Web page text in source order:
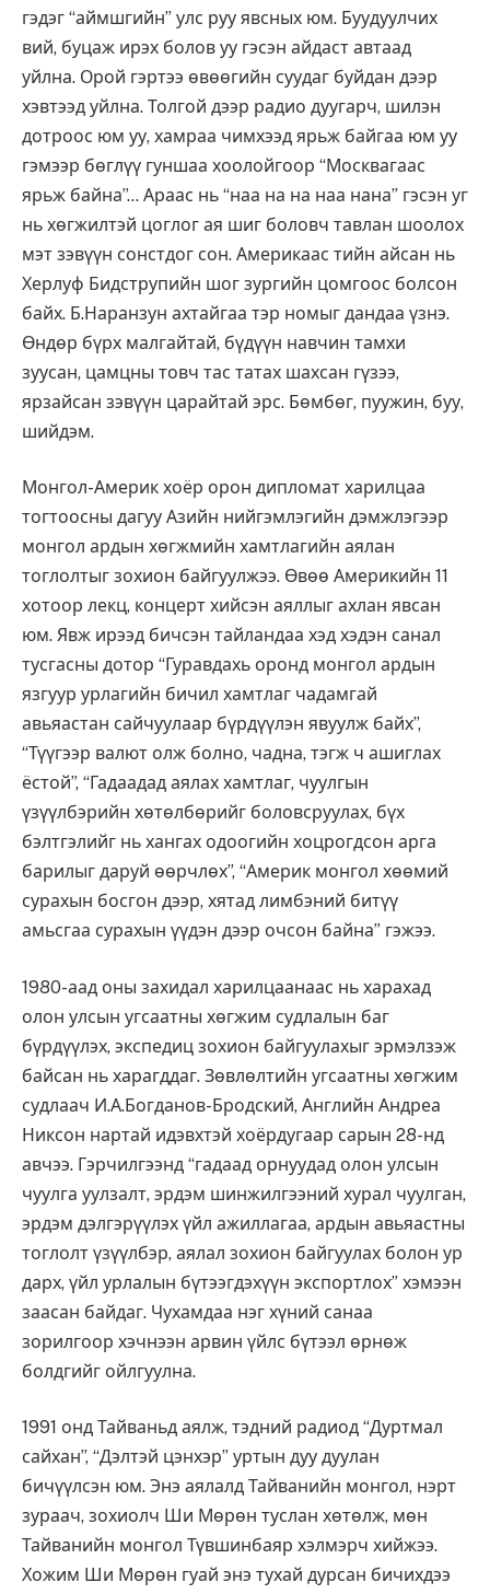
гэдэг “аймшгийн” улс руу явсных юм. Буудуулчих
вий, буцаж ирэх болов уу гэсэн айдаст автаад
уйлна. Орой гэртээ өвөөгийн суудаг буйдан дээр
хэвтээд уйлна. Толгой дээр радио дуугарч, шилэн
дотроос юм уу, хамраа чимхээд ярьж байгаа юм уу
гэмээр бөглүү гуншаа хоолойгоор “Москвагаас
ярьж байна”… Араас нь “наа на на наа нана” гэсэн уг
нь хөгжилтэй цоглог ая шиг боловч тавлан шоолох
мэт зэвүүн сонстдог сон. Америкаас тийн айсан нь
Херлуф Бидструпийн шог зургийн цомгоос болсон
байх. Б.Наранзун ахтайгаа тэр номыг дандаа үзнэ.
Өндөр бүрх малгайтай, бүдүүн навчин тамхи
зуусан, цамцны товч тас татах шахсан гүзээ,
ярзайсан зэвүүн царайтай эрс. Бөмбөг, пуужин, буу,
шийдэм.
Монгол-Америк хоёр орон дипломат харилцаа
тогтоосны дагуу Азийн нийгэмлэгийн дэмжлэгээр
монгол ардын хөгжмийн хамтлагийн аялан
тоглолтыг зохион байгуулжээ. Өвөө Америкийн 11
хотоор лекц, концерт хийсэн аяллыг ахлан явсан
юм. Явж ирээд бичсэн тайландаа хэд хэдэн санал
тусгасны дотор “Гуравдахь оронд монгол ардын
язгуур урлагийн бичил хамтлаг чадамгай
авьяастан сайчуулаар бүрдүүлэн явуулж байх”,
“Түүгээр валют олж болно, чадна, тэгж ч ашиглах
ёстой”, “Гадаадад аялах хамтлаг, чуулгын
үзүүлбэрийн хөтөлбөрийг боловсруулах, бүх
бэлтгэлийг нь хангах одоогийн хоцрогдсон арга
барилыг даруй өөрчлөх”, “Америк монгол хөөмий
сурахын босгон дээр, хятад лимбэний битүү
амьсгаа сурахын үүдэн дээр очсон байна” гэжээ.
1980-аад оны захидал харилцаанаас нь харахад
олон улсын угсаатны хөгжим судлалын баг
бүрдүүлэх, экспедиц зохион байгуулахыг эрмэлзэж
байсан нь харагддаг. Зөвлөлтийн угсаатны хөгжим
судлаач И.А.Богданов-Бродский, Английн Андреа
Никсон нартай идэвхтэй хоёрдугаар сарын 28-нд
авчээ. Гэрчилгээнд “гадаад орнуудад олон улсын
чуулга уулзалт, эрдэм шинжилгээний хурал чуулган,
эрдэм дэлгэрүүлэх үйл ажиллагаа, ардын авьяастны
тоглолт үзүүлбэр, аялал зохион байгуулах болон ур
дарх, үйл урлалын бүтээгдэхүүн экспортлох” хэмээн
заасан байдаг. Чухамдаа нэг хүний санаа
зорилгоор хэчнээн арвин үйлс бүтээл өрнөж
болдгийг ойлгуулна.
1991 онд Тайваньд аялж, тэдний радиод “Дуртмал
сайхан”, “Дэлтэй цэнхэр” уртын дуу дуулан
бичүүлсэн юм. Энэ аялалд Тайванийн монгол, нэрт
зураач, зохиолч Ши Мөрөн туслан хөтөлж, мөн
Тайванийн монгол Түвшинбаяр хэлмэрч хийжээ.
Хожим Ши Мөрөн гуай энэ тухай дурсан бичихдээ